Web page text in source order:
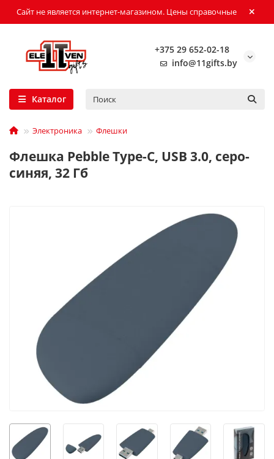
Сайт не является интернет-магазином. Цены справочные
+375 29 652-02-18
info@11gifts.by
Каталог
Электроника Флешки
Флешка Pebble Type-C, USB 3.0, серо-
синяя, 32 Гб